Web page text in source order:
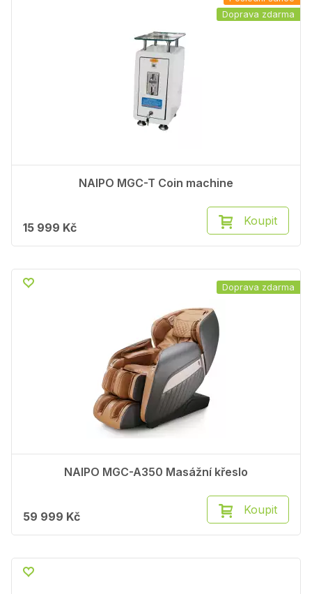
NAIPO MGC-T Coin machine
15 999 Kč Koupit
Doprava zdarma
NAIPO MGC-A350 Masážní křeslo
59 999 Kč Koupit
Doprava zdarma